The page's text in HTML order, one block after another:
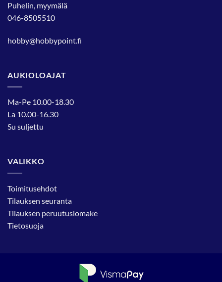
Puhelin, myymälä
046-8505510
hobby@hobbypoint.fi
AUKIOLOAJAT
Ma-Pe 10.00-18.30
La 10.00-16.30
Su suljettu
VALIKKO
Toimitusehdot
Tilauksen seuranta
Tilauksen peruutuslomake
Tietosuoja